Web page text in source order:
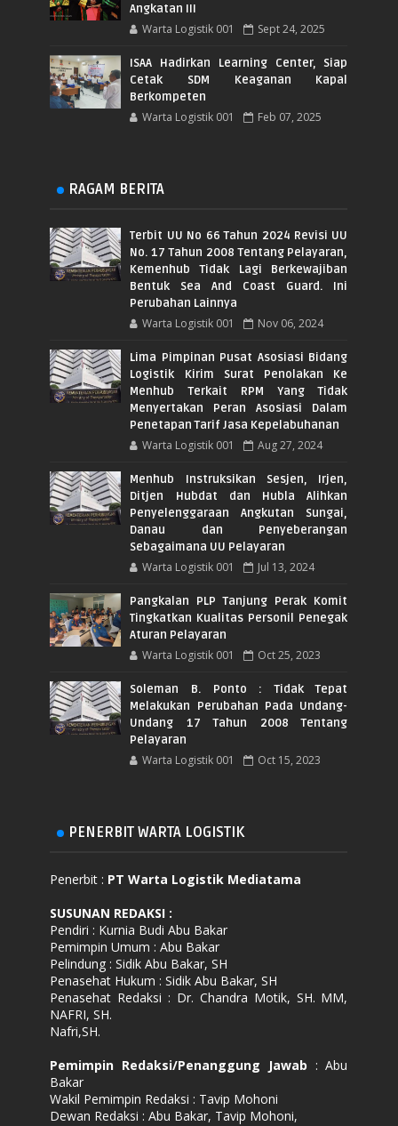
Angkatan III
Warta Logistik 001 Sept 24, 2025
ISAA Hadirkan Learning Center, Siap
Cetak SDM Keaganan Kapal
Berkompeten
Warta Logistik 001 Feb 07, 2025
RAGAM BERITA
Terbit UU No 66 Tahun 2024 Revisi UU
No. 17 Tahun 2008 Tentang Pelayaran,
Kemenhub Tidak Lagi Berkewajiban
Bentuk Sea And Coast Guard. Ini
Perubahan Lainnya
Warta Logistik 001 Nov 06, 2024
Lima Pimpinan Pusat Asosiasi Bidang
Logistik Kirim Surat Penolakan Ke
Menhub Terkait RPM Yang Tidak
Menyertakan Peran Asosiasi Dalam
Penetapan Tarif Jasa Kepelabuhanan
Warta Logistik 001 Aug 27, 2024
Menhub Instruksikan Sesjen, Irjen,
Ditjen Hubdat dan Hubla Alihkan
Penyelenggaraan Angkutan Sungai,
Danau dan Penyeberangan
Sebagaimana UU Pelayaran
Warta Logistik 001 Jul 13, 2024
Pangkalan PLP Tanjung Perak Komit
Tingkatkan Kualitas Personil Penegak
Aturan Pelayaran
Warta Logistik 001 Oct 25, 2023
Soleman B. Ponto : Tidak Tepat
Melakukan Perubahan Pada Undang-
Undang 17 Tahun 2008 Tentang
Pelayaran
Warta Logistik 001 Oct 15, 2023
PENERBIT WARTA LOGISTIK
Penerbit : PT Warta Logistik Mediatama
SUSUNAN REDAKSI :
Pendiri : Kurnia Budi Abu Bakar
Pemimpin Umum : Abu Bakar
Pelindung : Sidik Abu Bakar, SH
Penasehat Hukum : Sidik Abu Bakar, SH
Penasehat Redaksi : Dr. Chandra Motik, SH. MM,
NAFRI, SH.
Nafri,SH.
Pemimpin Redaksi/Penanggung Jawab : Abu
Bakar
Wakil Pemimpin Redaksi : Tavip Mohoni
Dewan Redaksi : Abu Bakar, Tavip Mohoni,